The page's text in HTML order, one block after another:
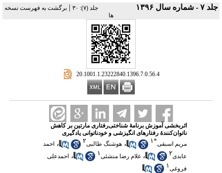
جلد ۷ - شماره سال ۱۳۹۶ ‫جلد (۷): ۳۰ |برگشت به فهرست نسخه
ها
‎ 20.1001.1.23222840.1396.7.0.56.4
اثربخشی آموزش برنامهٔ شناختی‌رفتاری مارتین بر کاهش
ناتوان‌کنندهٔ رفتارهای انگیزشی و خودناتوانی یادگیری
مریم اسبقی*۱ ، هوشنگ طالبی۲ ، احمد
عابدی۲ ، غلام رضا منشئی۱ ، احمدعلی
فروغی۱